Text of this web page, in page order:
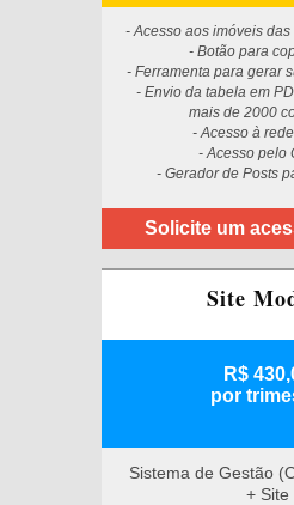
- Acesso aos imóveis
- Botão para
- Ferramenta para gerar
- Envio da tabela em
mais de 2000
- Acesso à
- Acesso pelo
- Gerador de Posts
Solicite um
Site
R$
por
Sistema de Gestão
+ Site